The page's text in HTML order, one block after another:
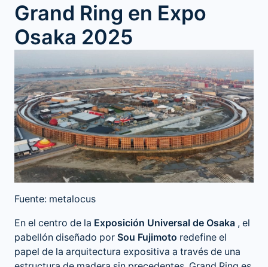
Grand Ring en Expo
Osaka 2025
Fuente: metalocus
En el centro de la Exposición Universal de Osaka , el
pabellón diseñado por Sou Fujimoto redefine el
papel de la arquitectura expositiva a través de una